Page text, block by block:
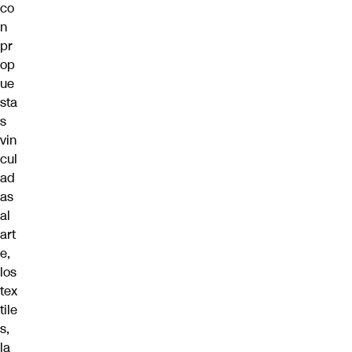
co
n
pr
op
ue
sta
s
vin
cul
ad
as
al
art
e,
los
tex
tile
s,
la